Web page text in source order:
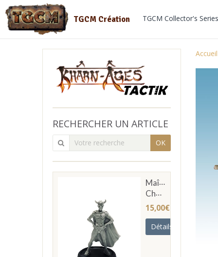
TGCM Création TGCM Collector's Series
Accueil
RECHERCHER UN ARTICLE
OK
Maître
Chevachier
15,00€
Détails